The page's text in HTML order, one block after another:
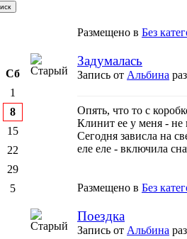
Размещено в Без
Задумалась
Запись от Альбина
Опять, что то с
Клинит ее у меня - не
Сегодня зависла на
еле еле - включила
Размещено в Без
Поездка
Запись от Альбина
Сб
1
8
15
22
29
5